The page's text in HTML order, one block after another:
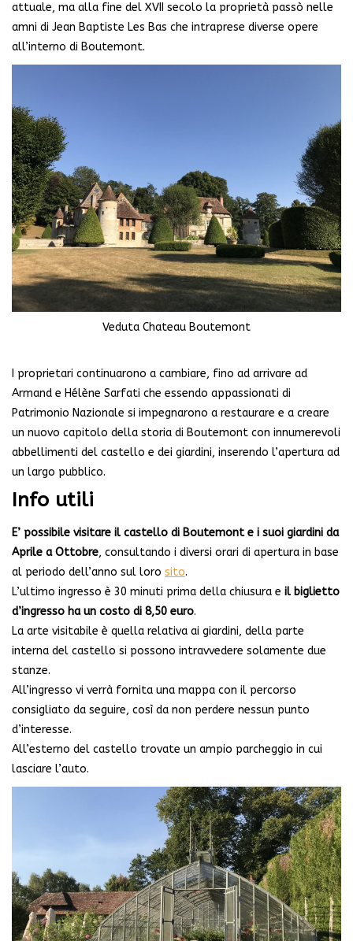
attuale, ma alla fine del XVII secolo la proprietà passò nelle
amni di Jean Baptiste Les Bas che intraprese diverse opere
all’interno di Boutemont.
Veduta Chateau Boutemont
I proprietari continuarono a cambiare, fino ad arrivare ad
Armand e Hélène Sarfati che essendo appassionati di
Patrimonio Nazionale si impegnarono a restaurare e a creare
un nuovo capitolo della storia di Boutemont con innumerevoli
abbellimenti del castello e dei giardini, inserendo l’apertura ad
un largo pubblico.
Info utili
E’ possibile visitare il castello di Boutemont e i suoi giardini da
Aprile a Ottobre, consultando i diversi orari di apertura in base
al periodo dell’anno sul loro sito.
L’ultimo ingresso è 30 minuti prima della chiusura e il biglietto
d’ingresso ha un costo di 8,50 euro.
La arte visitabile è quella relativa ai giardini, della parte
interna del castello si possono intravvedere solamente due
stanze.
All’ingresso vi verrà fornita una mappa con il percorso
consigliato da seguire, così da non perdere nessun punto
d’interesse.
All’esterno del castello trovate un ampio parcheggio in cui
lasciare l’auto.